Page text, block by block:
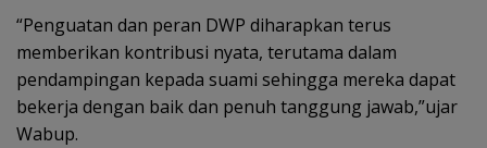
“Penguatan dan peran DWP diharapkan terus
memberikan kontribusi nyata, terutama dalam
pendampingan kepada suami sehingga mereka dapat
bekerja dengan baik dan penuh tanggung jawab,”ujar
Wabup.